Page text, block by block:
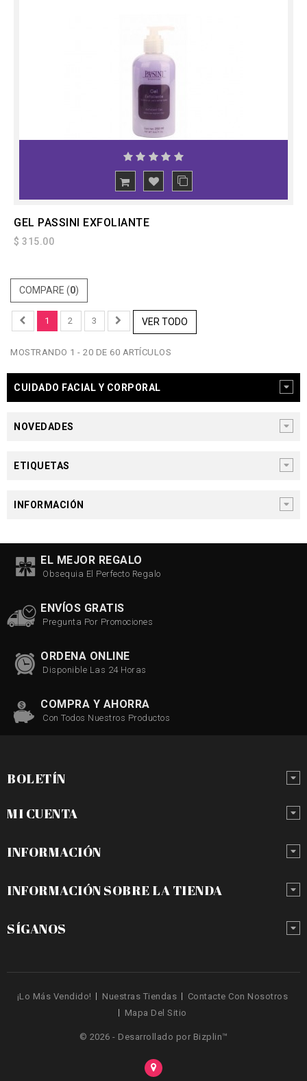
GEL PASSINI EXFOLIANTE
$ 315.00
COMPARE (0)
VER TODO
1 2 3
MOSTRANDO 1 - 20 DE 60 ARTÍCULOS
CUIDADO FACIAL Y CORPORAL
NOVEDADES
ETIQUETAS
INFORMACIÓN
EL MEJOR REGALO
Obsequia El Perfecto Regalo
ENVÍOS GRATIS
Pregunta Por Promociones
ORDENA ONLINE
Disponible Las 24 Horas
COMPRA Y AHORRA
Con Todos Nuestros Productos
BOLETÍN
MI CUENTA
INFORMACIÓN
INFORMACIÓN SOBRE LA TIENDA
SÍGANOS
¡Lo Más Vendido! Nuestras Tiendas
Contacte Con Nosotros
Mapa Del Sitio
© 2026 - Desarrollado por Bizplin™